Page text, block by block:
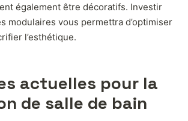
également être décoratifs. Investir
modulaires vous permettra d’optimiser
l’esthétique.
actuelles pour la
de salle de bain